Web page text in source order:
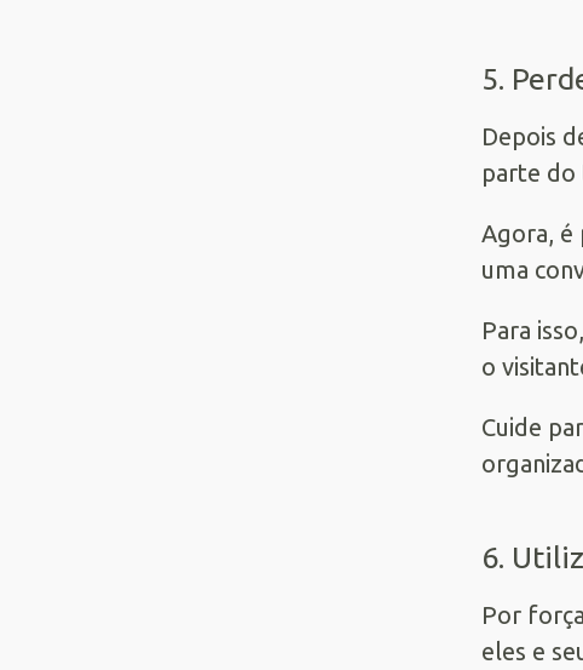
5.
Depois
parte do
Agora, é
uma
Para
o
Cuide
6.
Por
eles e